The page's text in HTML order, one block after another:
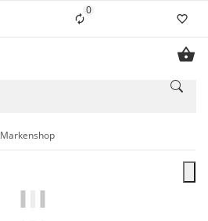
0Liste ist leer
Markenshop